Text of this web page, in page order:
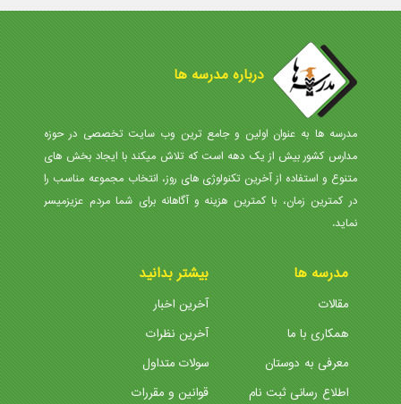
درباره مدرسه ها
مدرسه ها به عنوان اولین و جامع ترین وب سایت تخصصی در حوزه
مدارس کشور بیش از یک دهه است که تلاش میکند با ایجاد بخش های
متنوع و استفاده از آخرین تکنولوژی های روز، انتخاب مجموعه مناسب را
در کمترین زمان، با کمترین هزینه و آگاهانه برای شما مردم عزیزمیسر
نماید.
مدرسه ها
مقالات
همکاری با ما
معرفی به دوستان
اطلاع رسانی ثبت نام
بیشتر بدانید
آخرین اخبار
آخرین نظرات
سولات متداول
قوانین و مقررات